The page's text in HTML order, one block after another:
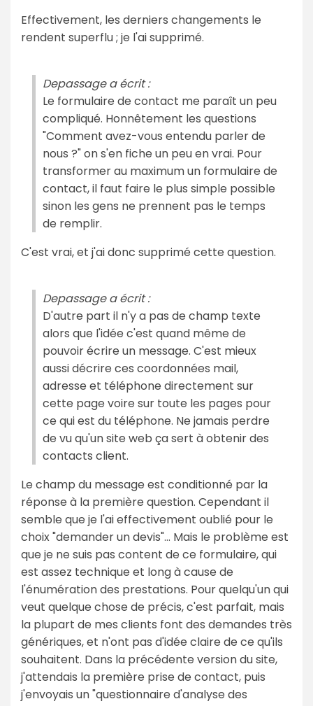
Effectivement, les derniers changements le
rendent superflu ; je l'ai supprimé.
Depassage a écrit :
Le formulaire de contact me paraît un peu
compliqué. Honnêtement les questions
"Comment avez-vous entendu parler de
nous ?" on s'en fiche un peu en vrai. Pour
transformer au maximum un formulaire de
contact, il faut faire le plus simple possible
sinon les gens ne prennent pas le temps
de remplir.
C'est vrai, et j'ai donc supprimé cette question.
Depassage a écrit :
D'autre part il n'y a pas de champ texte
alors que l'idée c'est quand même de
pouvoir écrire un message. C'est mieux
aussi décrire ces coordonnées mail,
adresse et téléphone directement sur
cette page voire sur toute les pages pour
ce qui est du téléphone. Ne jamais perdre
de vu qu'un site web ça sert à obtenir des
contacts client.
Le champ du message est conditionné par la
réponse à la première question. Cependant il
semble que je l'ai effectivement oublié pour le
choix "demander un devis"... Mais le problème est
que je ne suis pas content de ce formulaire, qui
est assez technique et long à cause de
l'énumération des prestations. Pour quelqu'un qui
veut quelque chose de précis, c'est parfait, mais
la plupart de mes clients font des demandes très
génériques, et n'ont pas d'idée claire de ce qu'ils
souhaitent. Dans la précédente version du site,
j'attendais la première prise de contact, puis
j'envoyais un "questionnaire d'analyse des